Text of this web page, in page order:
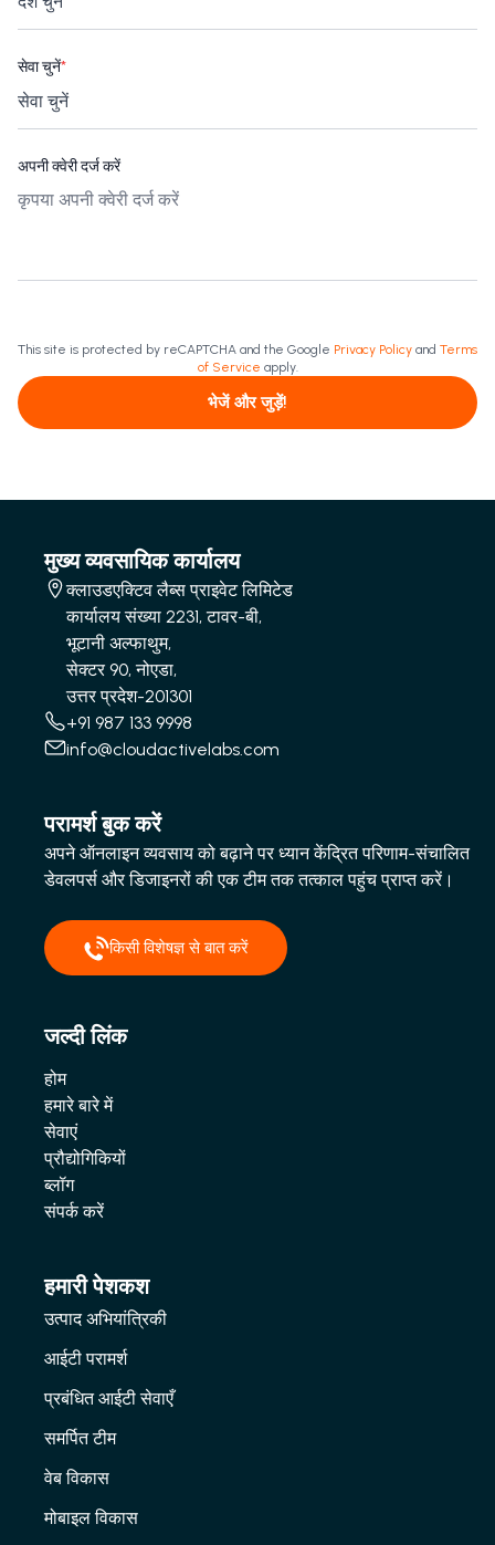
सेवा चुनें*
अपनी क्वेरी दर्ज करें
This site is protected by reCAPTCHA and the Google Privacy Policy and Terms
of Service apply.
भेजें और जुड़ें!
मुख्य व्यवसायिक कार्यालय
क्लाउडएक्टिव लैब्स प्राइवेट लिमिटेड
कार्यालय संख्या 2231, टावर-बी,
भूटानी अल्फाथुम,
सेक्टर 90, नोएडा,
उत्तर प्रदेश-201301
+91 987 133 9998
info@cloudactivelabs.com
परामर्श बुक करें
अपने ऑनलाइन व्यवसाय को बढ़ाने पर ध्यान केंद्रित परिणाम-संचालित
डेवलपर्स और डिजाइनरों की एक टीम तक तत्काल पहुंच प्राप्त करें।
किसी विशेषज्ञ से बात करें
जल्दी लिंक
होम
हमारे बारे में
सेवाएं
प्रौद्योगिकियों
ब्लॉग
संपर्क करें
हमारी पेशकश
उत्पाद अभियांत्रिकी
आईटी परामर्श
प्रबंधित आईटी सेवाएँ
समर्पित टीम
वेब विकास
मोबाइल विकास